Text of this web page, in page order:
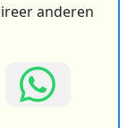
anderen